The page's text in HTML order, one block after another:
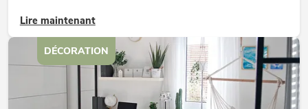
Lire maintenant
DÉCORATION